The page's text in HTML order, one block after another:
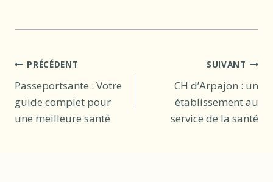
Navigation
de
l’article
PRÉCÉDENT
Passeportsante : Votre
guide complet pour
une meilleure santé
SUIVANT
CH d’Arpajon : un
établissement au
service de la santé